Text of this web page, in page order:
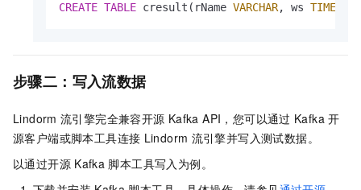
CREATE TABLE cresult(rName VARCHAR, ws
步骤二： 写入流数据
Lindorm 流引擎完全兼容开源 Kafka API，您可以通过 Kafka 开
源客户端或脚本工具连接 Lindorm 流引擎并写入测试数据。
以通过开源 Kafka 脚本工具写入为例。